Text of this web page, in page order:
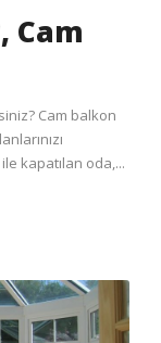
Cam
Cam balkon
kapatılan oda,...